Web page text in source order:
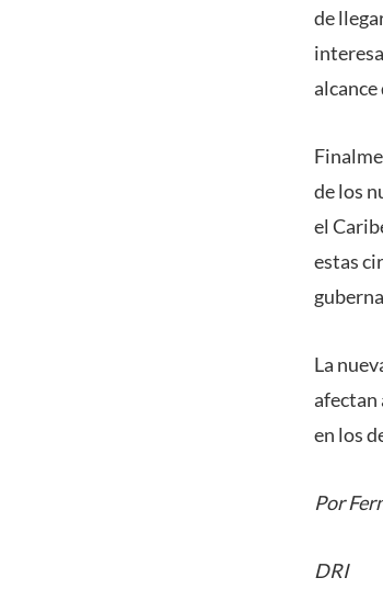
de
de los
el
estas
La
afectan
en los
Por
DRI